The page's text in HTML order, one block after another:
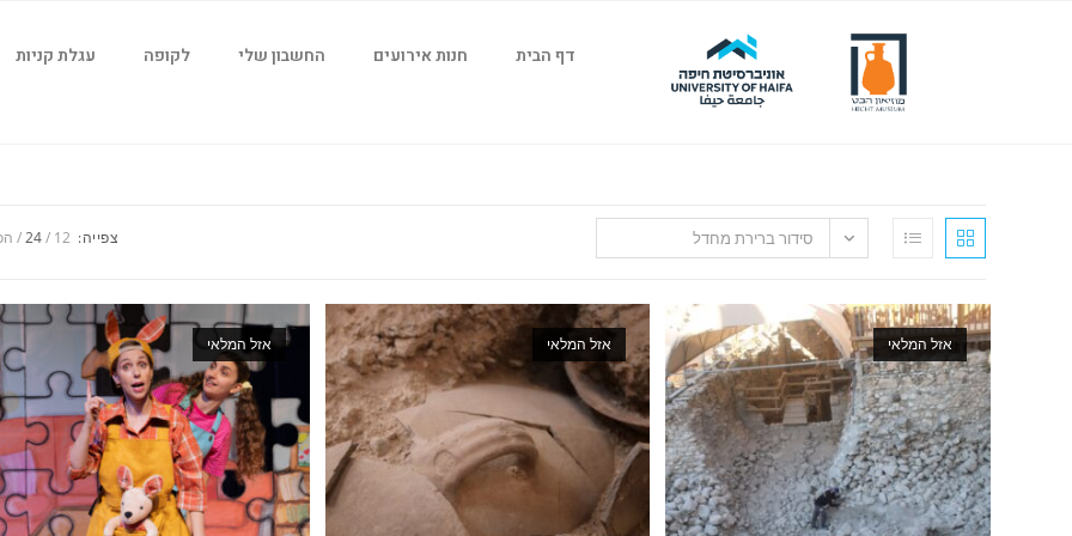
דף הבית חנות אירועים החשבון שלי לקופה עגלת קניות
סידור ברירת מחדל צפייה: 12
24
אזל המלאי אזל המלאי אזל המלאי